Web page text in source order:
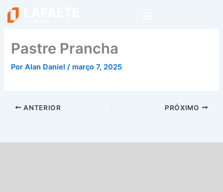
conteúdo
Pastre Prancha
PorAlan Daniel/ março 7, 2025
ANTERIOR PRÓXIMO